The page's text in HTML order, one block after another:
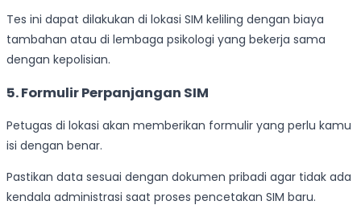
Tes ini dapat dilakukan di lokasi SIM keliling dengan biaya
tambahan atau di lembaga psikologi yang bekerja sama
dengan kepolisian.
5. Formulir Perpanjangan SIM
Petugas di lokasi akan memberikan formulir yang perlu kamu
isi dengan benar.
Pastikan data sesuai dengan dokumen pribadi agar tidak ada
kendala administrasi saat proses pencetakan SIM baru.